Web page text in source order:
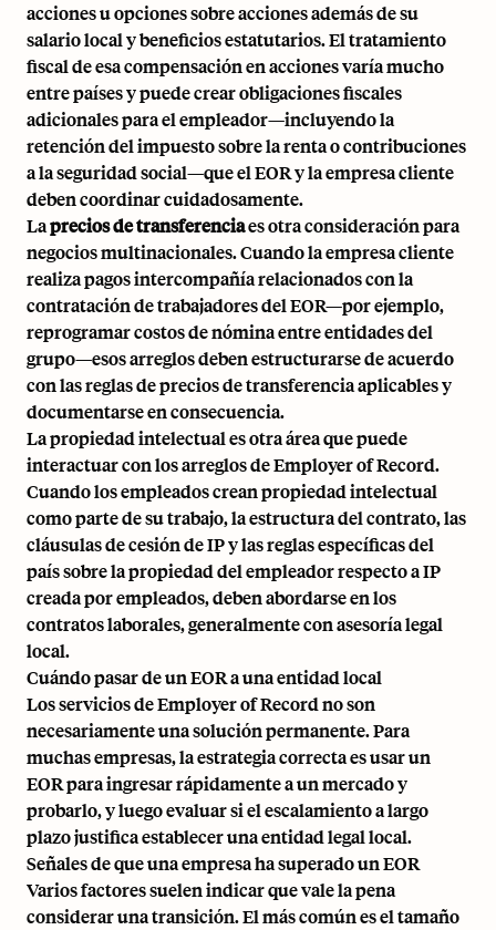
acciones u opciones sobre acciones además de su
salario local y beneficios estatutarios. El tratamiento
fiscal de esa compensación en acciones varía mucho
entre países y puede crear obligaciones fiscales
adicionales para el empleador—incluyendo la
retención del impuesto sobre la renta o contribuciones
a la seguridad social—que el EOR y la empresa cliente
deben coordinar cuidadosamente.
Laprecios de transferenciaes otra consideración para
negocios multinacionales. Cuando la empresa cliente
realiza pagos intercompañía relacionados con la
contratación de trabajadores del EOR—por ejemplo,
reprogramar costos de nómina entre entidades del
grupo—esos arreglos deben estructurarse de acuerdo
con lasreglas de precios de transferenciaaplicables y
documentarse en consecuencia.
La propiedad intelectual es otra área que puede
interactuar con los arreglos de Employer of Record.
Cuando los empleados crean propiedad intelectual
como parte de su trabajo, la estructura del contrato, las
cláusulas de cesión de IP y las reglas específicas del
país sobre la propiedad del empleador respecto a IP
creada por empleados, deben abordarse en los
contratos laborales, generalmente con asesoría legal
local.
Cuándo pasar de un EOR a una entidad local
Los servicios de Employer of Record no son
necesariamente una solución permanente. Para
muchas empresas, la estrategia correcta es usar un
EOR para ingresar rápidamente a un mercado y
probarlo, y luego evaluar si el escalamiento a largo
plazo justifica establecer una entidad legal local.
Señales de que una empresa ha superado un EOR
Varios factores suelen indicar que vale la pena
considerar una transición. El más común es el tamaño